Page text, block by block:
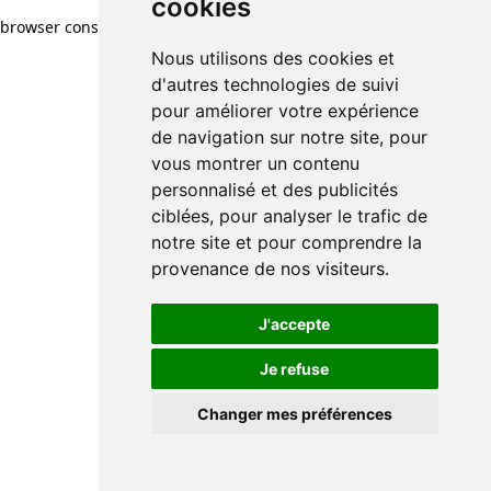
cookies
Nous utilisons des cookies et
d'autres technologies de suivi
pour améliorer votre expérience
de navigation sur notre site, pour
vous montrer un contenu
personnalisé et des publicités
ciblées, pour analyser le trafic de
notre site et pour comprendre la
provenance de nos visiteurs.
J'accepte
Je refuse
Changer mes préférences
browser console for more information)